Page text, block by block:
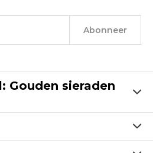
Abonneer
Gouden sieraden